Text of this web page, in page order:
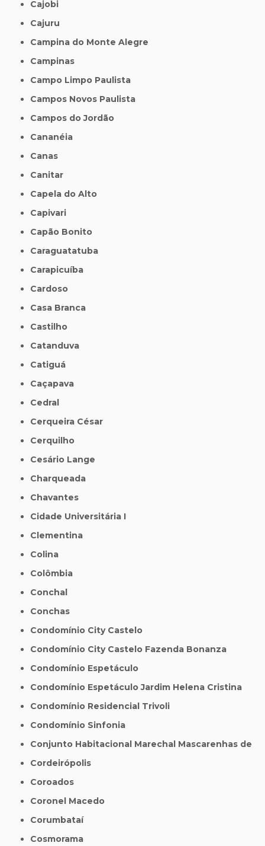
Cajobi
Cajuru
Campina do Monte Alegre
Campinas
Campo Limpo Paulista
Campos Novos Paulista
Campos do Jordão
Cananéia
Canas
Canitar
Capela do Alto
Capivari
Capão Bonito
Caraguatatuba
Carapicuíba
Cardoso
Casa Branca
Castilho
Catanduva
Catiguá
Caçapava
Cedral
Cerqueira César
Cerquilho
Cesário Lange
Charqueada
Chavantes
Cidade Universitária I
Clementina
Colina
Colômbia
Conchal
Conchas
Condomínio City Castelo
Condomínio City Castelo Fazenda Bonanza
Condomínio Espetáculo
Condomínio Espetáculo Jardim Helena Cristina
Condomínio Residencial Trivoli
Condomínio Sinfonia
Conjunto Habitacional Marechal Mascarenhas de
Cordeirópolis
Coroados
Coronel Macedo
Corumbataí
Cosmorama